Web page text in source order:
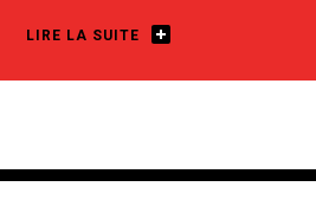
LIRE LA SUITE